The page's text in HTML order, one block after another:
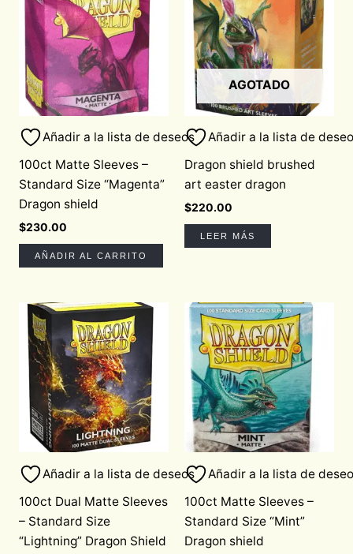
Añadir a la lista de deseos
100ct Matte Sleeves –
Standard Size “Magenta”
Dragon shield
$230.00
AÑADIR AL CARRITO
AGOTADO
Añadir a la lista de
Dragon shield brushed
art easter dragon
$220.00
LEER MÁS
Añadir a la lista de deseos
100ct Dual Matte Sleeves
– Standard Size
“Lightning” Dragon Shield
Añadir a la lista de
100ct Matte Sleeves –
Standard Size “Mint”
Dragon shield